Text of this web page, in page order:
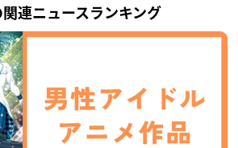
連ニュースランキング